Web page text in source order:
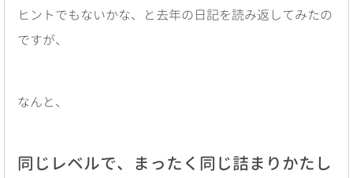
ヒントでもないかな、と去年の日記を読み返してみたの
ですが、
なんと、
同じレベルで、まったく同じ詰まりかたし